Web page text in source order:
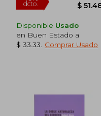
Disponible Usado
en Buen Estado a
$ 33.33
Comprar Usado